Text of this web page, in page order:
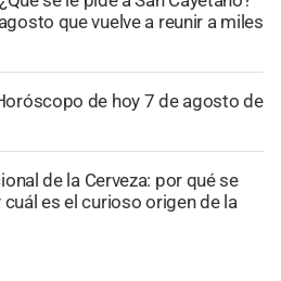
que vuelve a reunir a miles
de hoy 7 de agosto de
de la Cerveza: por qué se
es el curioso origen de la